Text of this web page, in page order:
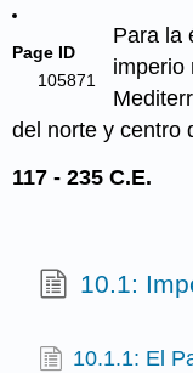
Page ID
105871
Para la
imperio
del norte y centro
117 - 235 C.E.
10.1:
10.1.1: El